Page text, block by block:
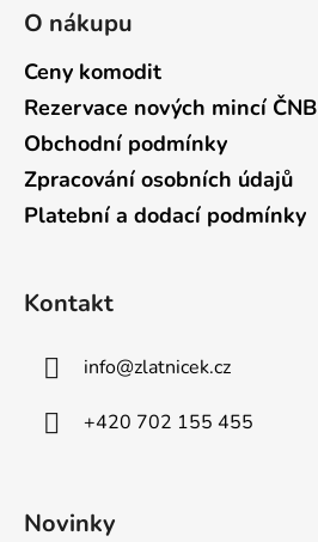
O nákupu
Ceny komodit
Rezervace nových mincí ČNB
Obchodní podmínky
Zpracování osobních údajů
Platební a dodací podmínky
Kontakt
info@zlatnicek.cz
+420 702 155 455
Novinky